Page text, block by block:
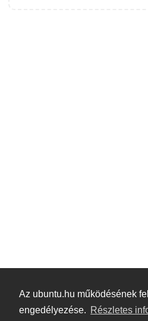
Az ubuntu.hu működésének
engedélyezése. Részletes